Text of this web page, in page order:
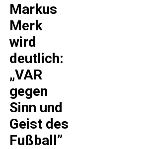
Markus
Merk
wird
deutlich:
„VAR
gegen
Sinn und
Geist des
Fußball”